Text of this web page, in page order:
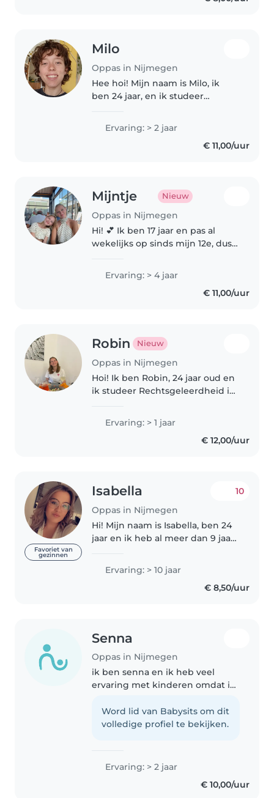
Milo
Oppas in Nijmegen
Hee hoi! Mijn naam is Milo, ik
ben 24 jaar, en ik studeer
Afgelopen jaar heb ik een oppas-
kindje gehad waar ik nog
Ervaring: > 2 jaar
€ 11,00/uur
Mijntje Nieuw
Oppas in Nijmegen
Hi! 💕 Ik ben 17 jaar en pas al
wekelijks op sinds mijn 12e, dus
met kinderen van verschillende
leeftijden. Daarnaast werk ik al 4
Ervaring: > 4 jaar
€ 11,00/uur
Robin Nieuw
Oppas in Nijmegen
Hoi! Ik ben Robin, 24 jaar oud en
ik studeer Rechtsgeleerdheid in
ik het leuk om hard te lopen en
te sporten, creatief bezig te zijn,
Ervaring: > 1 jaar
€ 12,00/uur
Favoriet van
gezinnen
Isabella
Oppas in Nijmegen
10
Hi! Mijn naam is Isabella, ben 24
jaar en ik heb al meer dan 9 jaar
en nichtjes en inmiddels
Ervaring: > 10 jaar
€ 8,50/uur
Senna
Oppas in Nijmegen
ik ben senna en ik heb veel
ervaring met kinderen omdat ik
vaak op heb gepast
Word lid van Babysits om dit
volledige profiel te bekijken.
Ervaring: > 2 jaar
€ 10,00/uur